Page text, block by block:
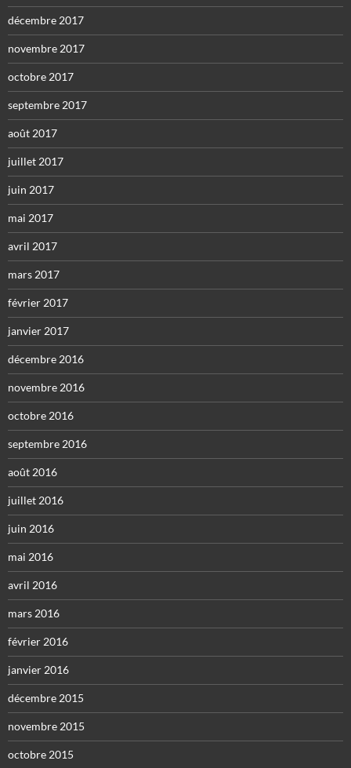
décembre 2017
novembre 2017
octobre 2017
septembre 2017
août 2017
juillet 2017
juin 2017
mai 2017
avril 2017
mars 2017
février 2017
janvier 2017
décembre 2016
novembre 2016
octobre 2016
septembre 2016
août 2016
juillet 2016
juin 2016
mai 2016
avril 2016
mars 2016
février 2016
janvier 2016
décembre 2015
novembre 2015
octobre 2015